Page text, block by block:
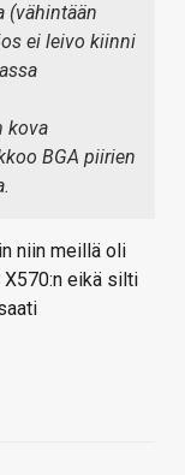
(vähintään
ei leivo kiinni
kova
BGA piirien
niin meillä oli
eikä silti